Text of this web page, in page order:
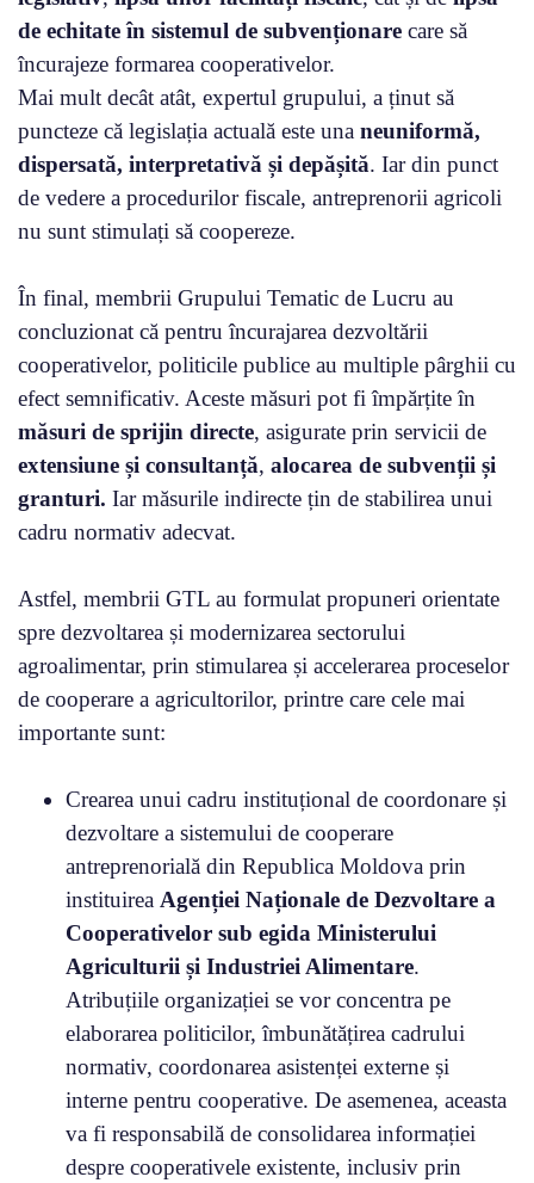
de echitate în sistemul de subvenționare care să
încurajeze formarea cooperativelor.
Mai mult decât atât, expertul grupului, a ținut să
puncteze că legislația actuală este una neuniformă,
dispersată, interpretativă și depășită. Iar din punct
de vedere a procedurilor fiscale, antreprenorii agricoli
nu sunt stimulați să coopereze.
În final, membrii Grupului Tematic de Lucru au
concluzionat că pentru încurajarea dezvoltării
cooperativelor, politicile publice au multiple pârghii cu
efect semnificativ. Aceste măsuri pot fi împărțite în
măsuri de sprijin directe, asigurate prin servicii de
extensiune și consultanță, alocarea de subvenții și
granturi. Iar măsurile indirecte țin de stabilirea unui
cadru normativ adecvat.
Astfel, membrii GTL au formulat propuneri orientate
spre dezvoltarea și modernizarea sectorului
agroalimentar, prin stimularea și accelerarea proceselor
de cooperare a agricultorilor, printre care cele mai
importante sunt:
Crearea unui cadru instituțional de coordonare și
dezvoltare a sistemului de cooperare
antreprenorială din Republica Moldova prin
instituirea Agenției Naționale de Dezvoltare a
Cooperativelor sub egida Ministerului
Agriculturii și Industriei Alimentare.
Atribuțiile organizației se vor concentra pe
elaborarea politicilor, îmbunătățirea cadrului
normativ, coordonarea asistenței externe și
interne pentru cooperative. De asemenea, aceasta
va fi responsabilă de consolidarea informației
despre cooperativele existente, inclusiv prin